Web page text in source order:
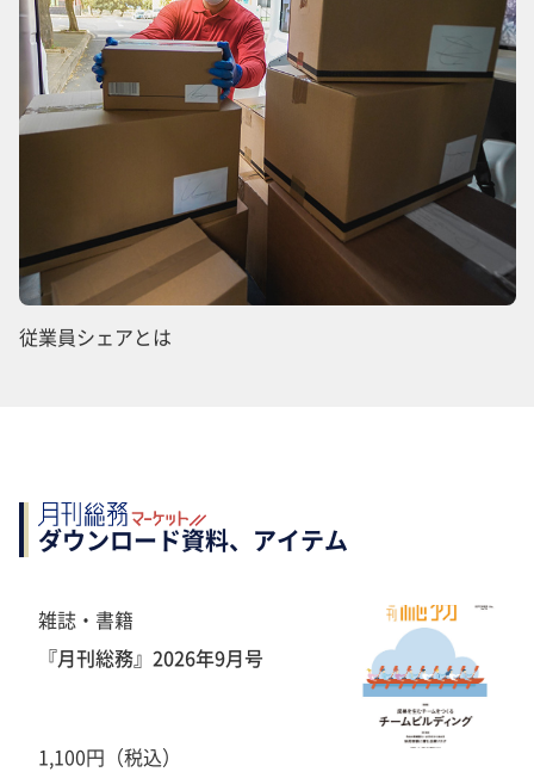
従業員シェアとは
ダウンロード資料、アイテム
雑誌・書籍
『月刊総務』2026年9月号
1,100円（税込）